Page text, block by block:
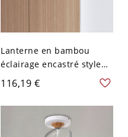
Lanterne en bambou
éclairage encastré style
asiatique tête unique 16"
de large lampe jaune à
montage encastré avec
abat-jour cylindrique
116,19 €